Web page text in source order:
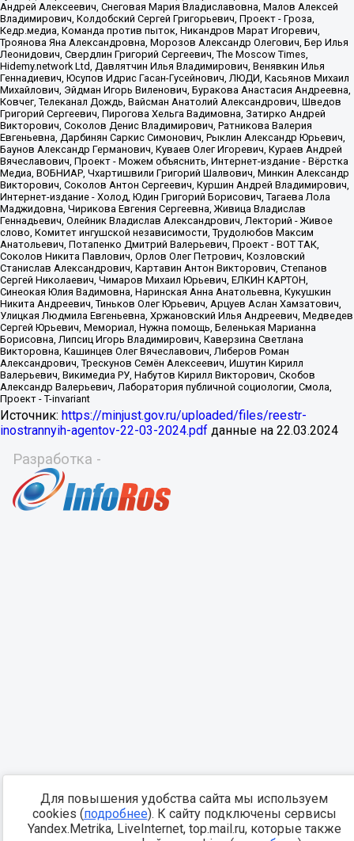
Источник: https://minjust.gov.ru/uploaded/files/reestr-
inostrannyih-agentov-22-03-2024.pdf данные на 22.03.2024
Разработка -
Для повышения удобства сайта мы используем
cookies (подробнее). К сайту подключены сервисы
Yandex.Metrika, LiveInternet, top.mail.ru, которые также